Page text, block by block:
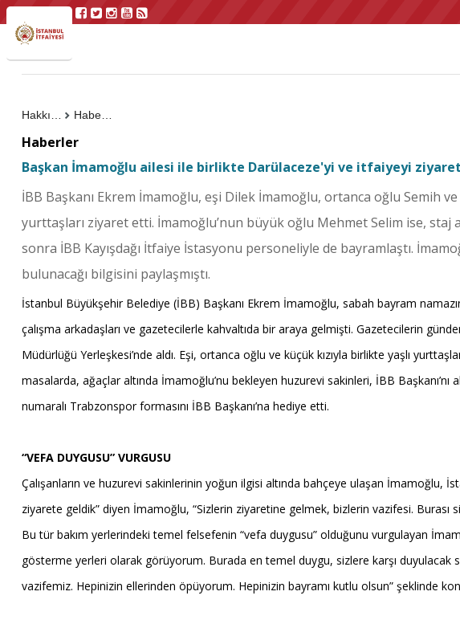
Haberler
Haberler
Başkan İmamoğlu ailesi ile birlikte Darülaceze'yi ve itfaiyeyi
İBB Başkanı Ekrem İmamoğlu, eşi Dilek İmamoğlu, ortanca oğlu Semih
yurttaşları ziyaret etti. İmamoğlu’nun büyük oğlu Mehmet Selim ise, staj
sonra İBB Kayışdağı İtfaiye İstasyonu personeliyle de bayramlaştı.
bulunacağı bilgisini paylaşmıştı.
İstanbul Büyükşehir Belediye (İBB) Başkanı Ekrem İmamoğlu, sabah bayram
çalışma arkadaşları ve gazetecilerle kahvaltıda bir araya gelmişti. Gazetecilerin
Müdürlüğü Yerleşkesi’nde aldı. Eşi, ortanca oğlu ve küçük kızıyla birlikte yaşlı
masalarda, ağaçlar altında İmamoğlu’nu bekleyen huzurevi sakinleri, İBB Başkanı’nı
numaralı Trabzonspor formasını İBB Başkanı’na hediye etti.
“VEFA DUYGUSU” VURGUSU
Çalışanların ve huzurevi sakinlerinin yoğun ilgisi altında bahçeye ulaşan İmamoğlu,
ziyarete geldik” diyen İmamoğlu, “Sizlerin ziyaretine gelmek, bizlerin vazifesi. Burası
Bu tür bakım yerlerindeki temel felsefenin “vefa duygusu” olduğunu vurgulayan
gösterme yerleri olarak görüyorum. Burada en temel duygu, sizlere karşı duyulacak
vazifemiz. Hepinizin ellerinden öpüyorum. Hepinizin bayramı kutlu olsun” şeklinde